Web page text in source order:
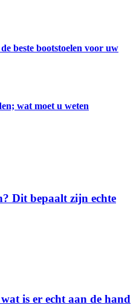
beste bootstoelen voor uw
wat moet u weten
Dit bepaalt zijn echte
is er echt aan de hand